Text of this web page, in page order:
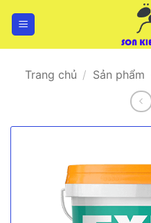
Trang chủ / Sản phẩm